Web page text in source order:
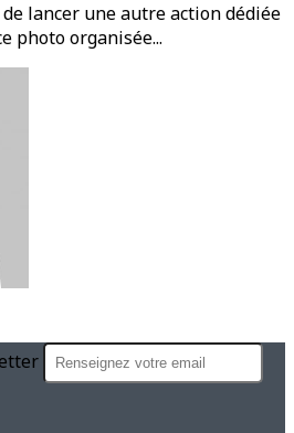
lancer une autre action dédiée
photo organisée...